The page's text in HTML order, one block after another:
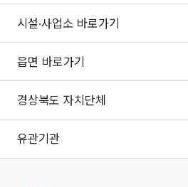
시설·사업소 바로가기
읍면 바로가기
경상북도 자치단체
유관기관